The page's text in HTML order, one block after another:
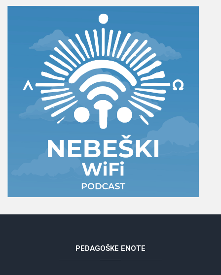
PEDAGOŠKE ENOTE